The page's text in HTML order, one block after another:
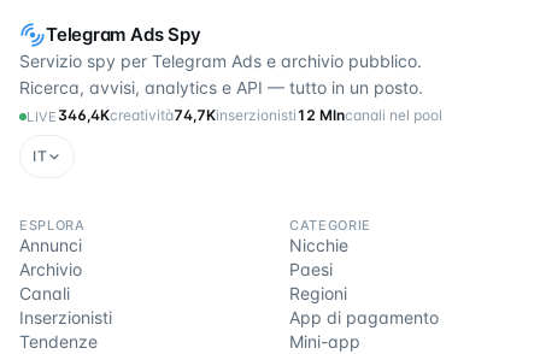
Telegram Ads Spy
Servizio spy per Telegram Ads e archivio pubblico.
Ricerca, avvisi, analytics e API — tutto in un posto.
LIVE 346,4Kcreatività74,7Kinserzionisti12 Mlncanali nel pool
IT
ESPLORA
Annunci
Archivio
Canali
Inserzionisti
Tendenze
CATEGORIE
Nicchie
Paesi
Regioni
App di pagamento
Mini-app